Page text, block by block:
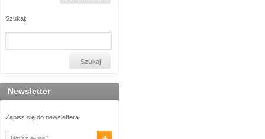
Szukaj:
Newsletter
Zapisz się do newslettera.